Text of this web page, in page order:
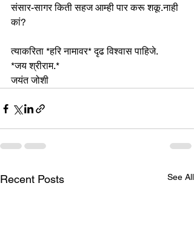
संसार-सागर किती सहज आम्ही पार करू शकू.नाही
कां?
त्याकरिता *हरि नामावर* दृढ विश्वास पाहिजे.
*जय श्रीराम.*
जयंत जोशी
Recent Posts See All